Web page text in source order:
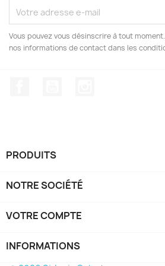
Vous pouvez vous désinscrire à tout
nos informations de contact dans les
PRODUITS
NOTRE SOCIÉTÉ
VOTRE COMPTE
INFORMATIONS